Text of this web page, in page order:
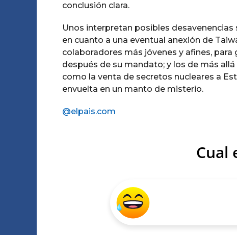
conclusión clara.
Unos interpretan posibles
en cuanto a una eventual anexión de
colaboradores más jóvenes y afines,
después de su mandato; y los de más
como la venta de secretos nucleares a
envuelta en un manto de misterio.
@elpais.com
Cual